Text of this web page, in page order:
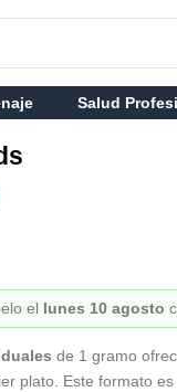
Salud
el lunes 10 agosto
de 1 gramo
plato. Este formato